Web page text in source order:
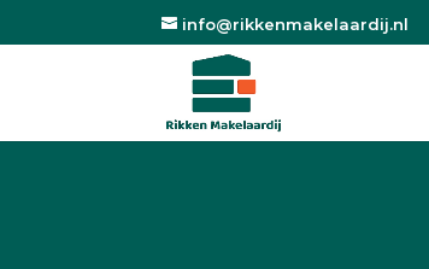
info@rikkenmakelaardij.nl